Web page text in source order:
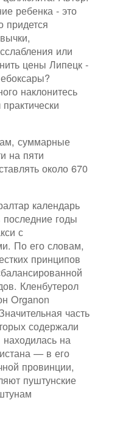
ребенка - это
придется
или
цены Липецк -
наклонитесь
суммарные
на пяти
около 670
календарь
годы
с
По его словам,
принципов
Кленбутерол
Organon
часть
содержали
на
— в его
провинции,
пуштунские